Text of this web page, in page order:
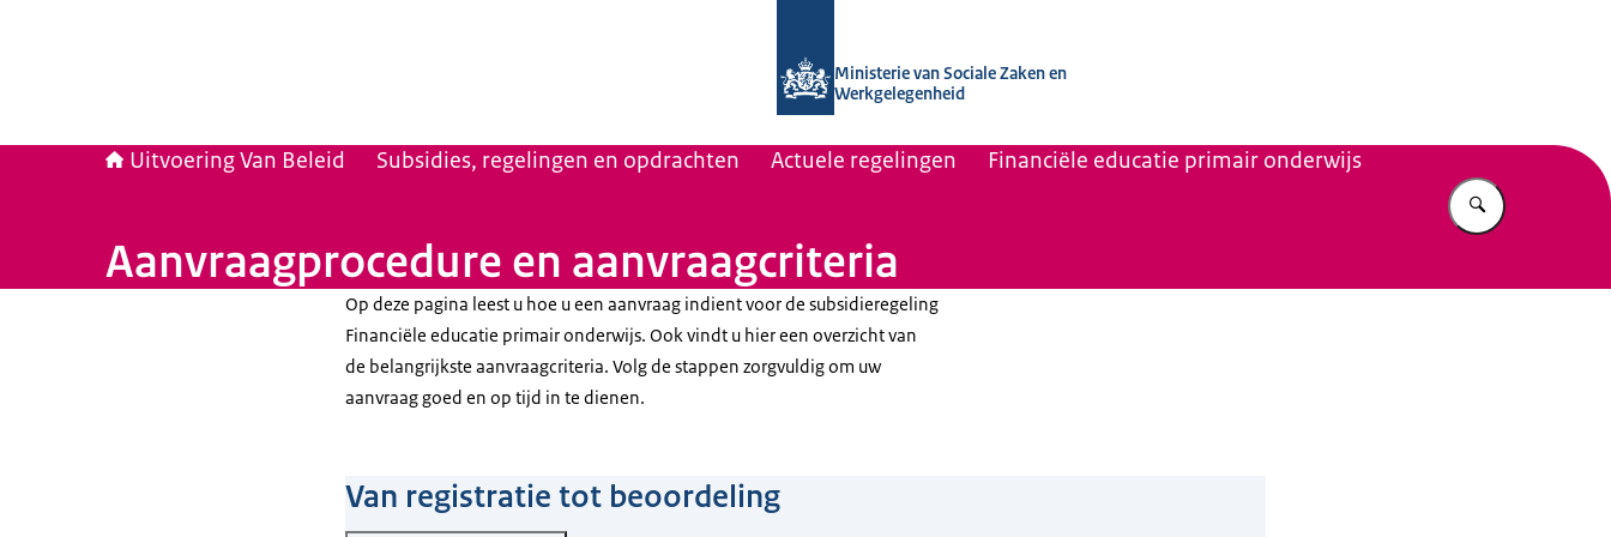
Ministerie van Sociale Zaken en
Werkgelegenheid
Uitvoering Van Beleid Subsidies, regelingen en opdrachten Actuele regelingen Financiële educatie primair onderwijs
Vul in wat u
Aanvraagprocedure en aanvraagcriteria
Op deze pagina leest u hoe u een aanvraag indient voor de subsidieregeling
Financiële educatie primair onderwijs. Ook vindt u hier een overzicht van
de belangrijkste aanvraagcriteria. Volg de stappen zorgvuldig om uw
aanvraag goed en op tijd in te dienen.
Van registratie tot beoordeling